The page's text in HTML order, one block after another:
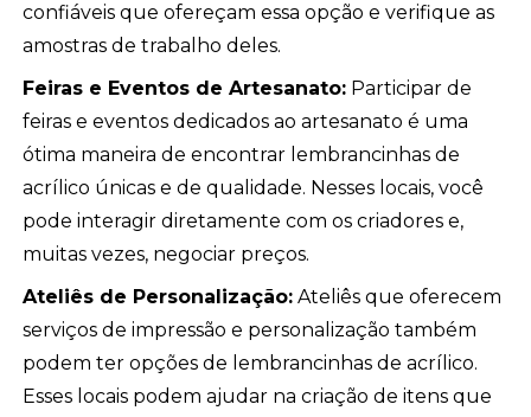
confiáveis que ofereçam essa opção e verifique as
amostras de trabalho deles.
Feiras e Eventos de Artesanato: Participar de
feiras e eventos dedicados ao artesanato é uma
ótima maneira de encontrar lembrancinhas de
acrílico únicas e de qualidade. Nesses locais, você
pode interagir diretamente com os criadores e,
muitas vezes, negociar preços.
Ateliês de Personalização: Ateliês que oferecem
serviços de impressão e personalização também
podem ter opções de lembrancinhas de acrílico.
Esses locais podem ajudar na criação de itens que